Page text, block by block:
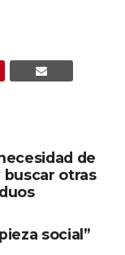
de
buscar otras
social”